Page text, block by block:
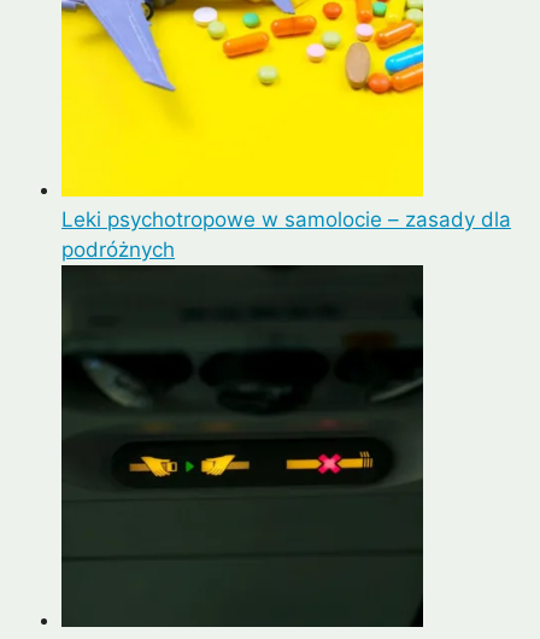
Leki psychotropowe w samolocie – zasady dla
podróżnych